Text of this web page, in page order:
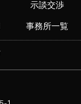
示談交渉
事務所一覧